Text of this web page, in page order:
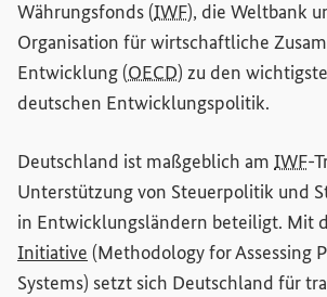
Währungsfonds (IWF), die Weltbank
Organisation für wirtschaftliche
Entwicklung (OECD) zu den
deutschen Entwicklungspolitik.
Deutschland ist maßgeblich am IWF-
Unterstützung von Steuerpolitik und
in Entwicklungsländern beteiligt. Mit
Initiative (Externer Link)
(Methodology for Assessing
Systems) setzt sich Deutschland für